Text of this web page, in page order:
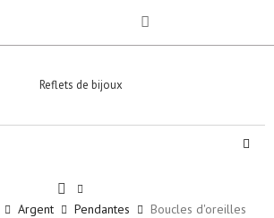
Argent Pendantes
Boucles d'oreilles